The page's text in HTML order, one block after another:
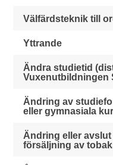
Välfärdsteknik till
Yttrande
Ändra studietid
Vuxenutbildningen
Ändring av
eller gymnasiala
Ändring eller
försäljning av